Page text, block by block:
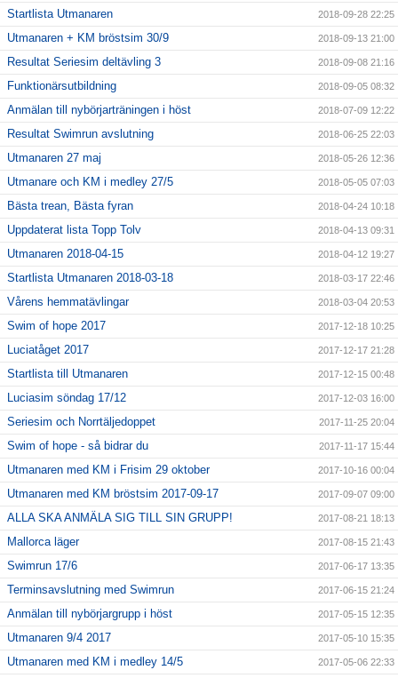
Startlista Utmanaren 2018-09-28 22:25
Utmanaren + KM bröstsim 30/9 2018-09-13 21:00
Resultat Seriesim deltävling 3 2018-09-08 21:16
Funktionärsutbildning 2018-09-05 08:32
Anmälan till nybörjarträningen i höst 2018-07-09 12:22
Resultat Swimrun avslutning 2018-06-25 22:03
Utmanaren 27 maj 2018-05-26 12:36
Utmanare och KM i medley 27/5 2018-05-05 07:03
Bästa trean, Bästa fyran 2018-04-24 10:18
Uppdaterat lista Topp Tolv 2018-04-13 09:31
Utmanaren 2018-04-15 2018-04-12 19:27
Startlista Utmanaren 2018-03-18 2018-03-17 22:46
Vårens hemmatävlingar 2018-03-04 20:53
Swim of hope 2017 2017-12-18 10:25
Luciatåget 2017 2017-12-17 21:28
Startlista till Utmanaren 2017-12-15 00:48
Luciasim söndag 17/12 2017-12-03 16:00
Seriesim och Norrtäljedoppet 2017-11-25 20:04
Swim of hope - så bidrar du 2017-11-17 15:44
Utmanaren med KM i Frisim 29 oktober 2017-10-16 00:04
Utmanaren med KM bröstsim 2017-09-17 2017-09-07 09:00
ALLA SKA ANMÄLA SIG TILL SIN GRUPP! 2017-08-21 18:13
Mallorca läger 2017-08-15 21:43
Swimrun 17/6 2017-06-17 13:35
Terminsavslutning med Swimrun 2017-06-15 21:24
Anmälan till nybörjargrupp i höst 2017-05-15 12:35
Utmanaren 9/4 2017 2017-05-10 15:35
Utmanaren med KM i medley 14/5 2017-05-06 22:33